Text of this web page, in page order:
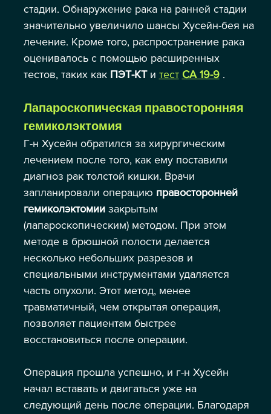
стадии. Обнаружение рака на ранней стадии
значительно увеличило шансы Хусейн-бея на
лечение. Кроме того, распространение рака
оценивалось с помощью расширенных
тестов, таких как ПЭТ-КТ и тест CA 19-9 .
Лапароскопическая правосторонняя
гемиколэктомия
Г-н Хусейн обратился за хирургическим
лечением после того, как ему поставили
диагноз рак толстой кишки. Врачи
запланировали операцию правосторонней
гемиколэктомии закрытым
(лапароскопическим) методом. При этом
методе в брюшной полости делается
несколько небольших разрезов и
специальными инструментами удаляется
часть опухоли. Этот метод, менее
травматичный, чем открытая операция,
позволяет пациентам быстрее
восстановиться после операции.
Операция прошла успешно, и г-н Хусейн
начал вставать и двигаться уже на
следующий день после операции. Благодаря